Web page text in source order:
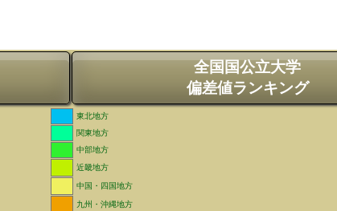
全国国公立大学
偏差値ランキング
東北地方
関東地方
中部地方
近畿地方
中国・四国地方
九州・沖縄地方